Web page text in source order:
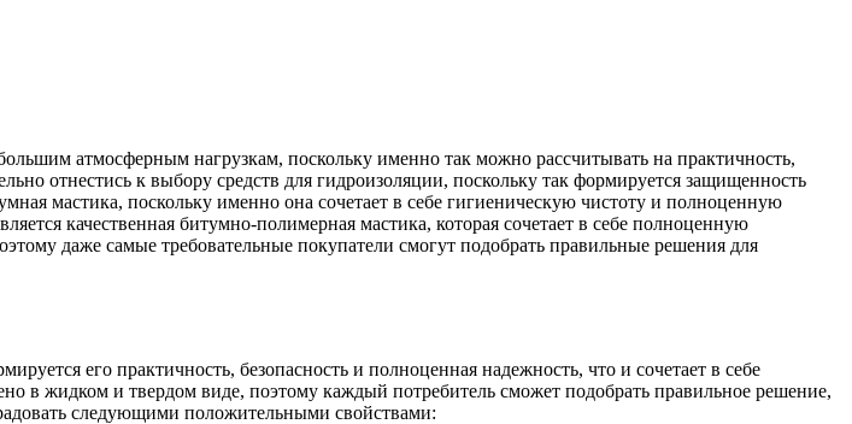
атмосферным нагрузкам, поскольку именно так можно рассчитывать на практичность,
отнестись к выбору средств для гидроизоляции, поскольку так формируется защищенность
мастика, поскольку именно она сочетает в себе гигиеническую чистоту и полноценную
качественная битумно-полимерная мастика, которая сочетает в себе полноценную
даже самые требовательные покупатели смогут подобрать правильные решения для
его практичность, безопасность и полноценная надежность, что и сочетает в себе
в жидком и твердом виде, поэтому каждый потребитель сможет подобрать правильное решение,
следующими положительными свойствами: